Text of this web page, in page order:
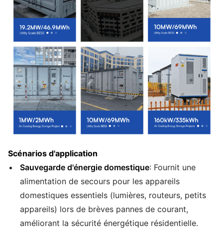
Scénarios d'application
Sauvegarde d'énergie domestique: Fournit une
alimentation de secours pour les appareils
domestiques essentiels (lumières, routeurs, petits
appareils) lors de brèves pannes de courant,
améliorant la sécurité énergétique résidentielle.